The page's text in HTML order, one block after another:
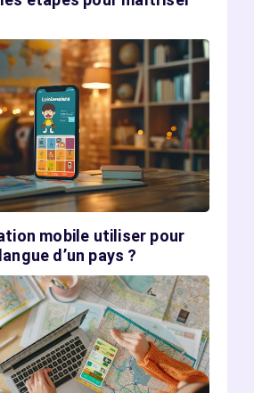
mobile utiliser pour
d’un pays ?